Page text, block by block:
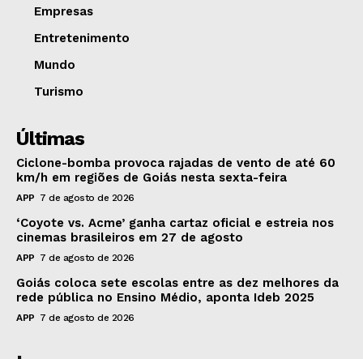
Empresas
Entretenimento
Mundo
Turismo
Últimas
Ciclone-bomba provoca rajadas de vento de até 60
km/h em regiões de Goiás nesta sexta-feira
APP 7 de agosto de 2026
‘Coyote vs. Acme’ ganha cartaz oficial e estreia nos
cinemas brasileiros em 27 de agosto
APP 7 de agosto de 2026
Goiás coloca sete escolas entre as dez melhores da
rede pública no Ensino Médio, aponta Ideb 2025
APP 7 de agosto de 2026